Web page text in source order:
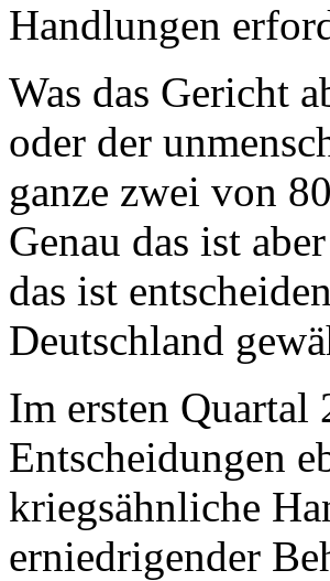
Handlungen
Was das Gericht
oder der
ganze zwei von
Genau das ist
das ist
Deutschland
Im ersten Quartal
Entscheidungen
kriegsähnliche
erniedrigender